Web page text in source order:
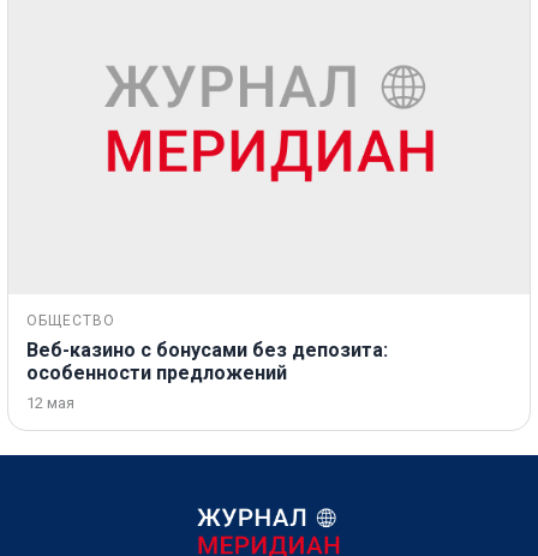
ОБЩЕСТВО
Веб-казино с бонусами без депозита:
особенности предложений
12 мая